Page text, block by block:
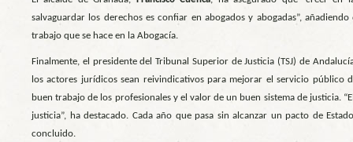
salvaguardar los derechos es confiar en abogados y abogadas”,
trabajo que se hace en la Abogacía.
Finalmente, el presidente del Tribunal Superior de Justicia (TSJ) de
los actores jurídicos sean reivindicativos para mejorar el servicio público
buen trabajo de los profesionales y el valor de un buen sistema de justicia.
justicia”, ha destacado. Cada año que pasa sin alcanzar un pacto de
concluido.